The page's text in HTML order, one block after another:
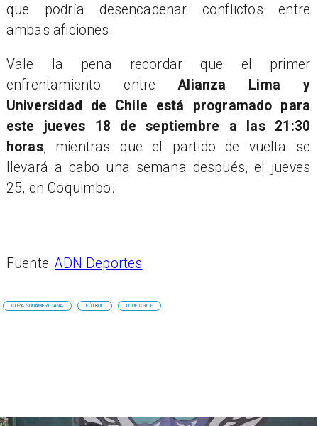
que podría desencadenar conflictos entre
ambas aficiones.
Vale la pena recordar que el primer
enfrentamiento entreAlianza Lima y
Universidad de Chile está programado para
este jueves 18 de septiembre a las 21:30
horas, mientras que el partido de vuelta se
llevará a cabo una semana después, el jueves
25, en Coquimbo.
Fuente:ADN Deportes
COPA SUDAMERICANA FÚTBOL U. DE CHILE